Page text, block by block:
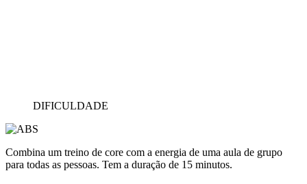
DIFICULDADE
Combina um treino de core com a energia de uma aula de grupo
para todas as pessoas. Tem a duração de 15 minutos.